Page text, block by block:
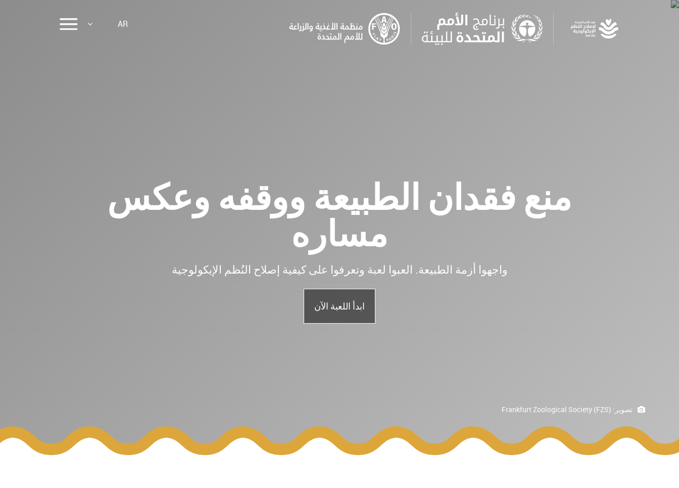
Skip
AR
منع فقدان الطبيعة ووقفه وعكس
مساره
واجهوا أزمة الطبيعة. العبوا لعبة وتعرفوا على كيفية إصلاح النُظم الإيكولوجية
ابدأ اللعبة الآن
تصوير: Frankfurt Zoological Society (FZS)